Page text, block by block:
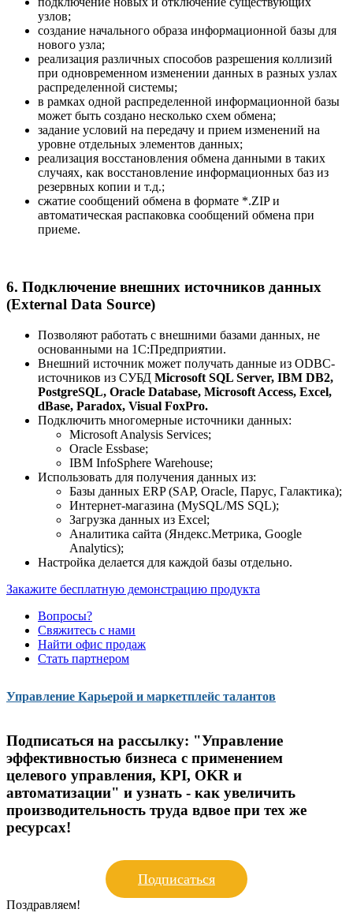
узлов;
создание начального образа информационной базы для
нового узла;
реализация различных способов разрешения коллизий
при одновременном изменении данных в разных узлах
распределенной системы;
в рамках одной распределенной информационной базы
может быть создано несколько схем обмена;
задание условий на передачу и прием изменений на
уровне отдельных элементов данных;
реализация восстановления обмена данными в таких
случаях, как восстановление информационных баз из
резервных копии и т.д.;
сжатие сообщений обмена в формате *.ZIP и
автоматическая распаковка сообщений обмена при
приеме.
6. Подключение внешних источников данных
(External Data Source)
Позволяют работать с внешними базами данных, не
основанными на 1С:Предприятии.
Внешний источник может получать данные из ODBC­
источников из СУБД Microsoft SQL Server, IBM DB2,
РostgreSQL, Oracle Database, Microsoft Access, Excel,
dBase, Paradox, Visual FoxPro.
Подключить многомерные источники данных:
Microsoft Analysis Services;
Oracle Essbase;
IBM InfoSphere Warehouse;
Использовать для получения данных из:
Базы данных ERP (SAP, Oracle, Парус, Галактика);
Интернет-­магазина (MySQL/MS SQL);
Загрузка данных из Excel;
Аналитика сайта (Яндекс.Метрика, Google
Analytics);
Настройка делается для каждой базы отдельно.
Закажите бесплатную демонстрацию продукта
Вопросы?
Свяжитесь с нами
Найти офис продаж
Стать партнером
Управление Карьерой и маркетплейс талантов
Подписаться на рассылку: "Управление
эффективностью бизнеса с применением
целевого управления, KPI, OKR и
автоматизации" и узнать - как увеличить
производительность труда вдвое при тех же
ресурсах!
Подписаться
Поздравляем!